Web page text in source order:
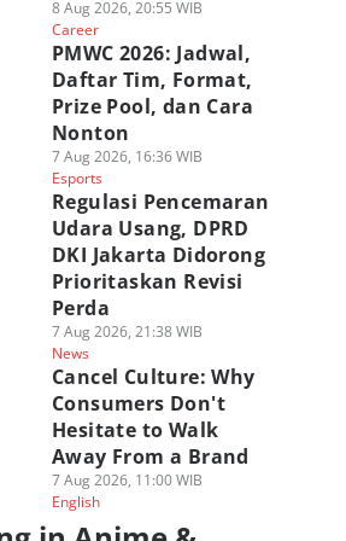
8 Aug 2026, 20:55 WIB
Career
PMWC 2026: Jadwal,
Daftar Tim, Format,
Prize Pool, dan Cara
Nonton
7 Aug 2026, 16:36 WIB
Esports
Regulasi Pencemaran
Udara Usang, DPRD
DKI Jakarta Didorong
Prioritaskan Revisi
Perda
7 Aug 2026, 21:38 WIB
News
Cancel Culture: Why
Consumers Don't
Hesitate to Walk
Away From a Brand
7 Aug 2026, 11:00 WIB
English